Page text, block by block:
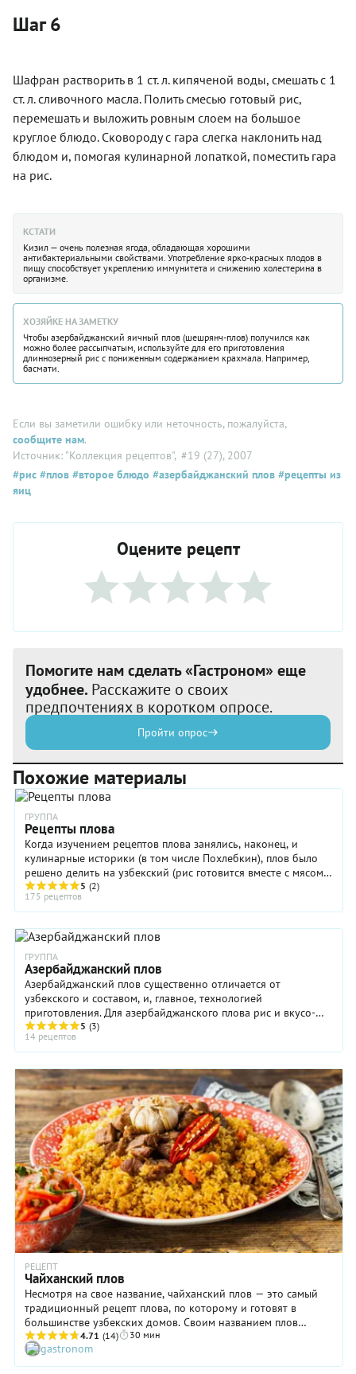
Шаг 6
Шафран растворить в 1 ст. л. кипяченой воды, смешать с 1
ст. л. сливочного масла. Полить смесью готовый рис,
перемешать и выложить ровным слоем на большое
круглое блюдо. Сковороду с гара слегка наклонить над
блюдом и, помогая кулинарной лопаткой, поместить гара
на рис.
КСТАТИ
Кизил — очень полезная ягода, обладающая хорошими
антибактериальными свойствами. Употребление ярко-красных плодов в
пищу способствует укреплению иммунитета и снижению холестерина в
организме.
ХОЗЯЙКЕ НА ЗАМЕТКУ
Чтобы азербайджанский яичный плов (шешрянч-плов) получился как
можно более рассыпчатым, используйте для его приготовления
длиннозерный рис с пониженным содержанием крахмала. Например,
басмати.
Если вы заметили ошибку или неточность, пожалуйста,
сообщите нам.
Источник: "Коллекция рецептов", #19 (27), 2007
#рис #плов #второе блюдо #азербайджанский плов #рецепты из
яиц
Оцените рецепт
Помогите нам сделать «Гастроном» еще
удобнее. Расскажите о своих
предпочтениях в коротком опросе.
Пройти опрос
Похожие материалы
ГРУППА
Рецепты плова
Когда изучением рецептов плова занялись, наконец, и
кулинарные историки (в том числе Похлебкин), плов было
решено делить на узбекский (рис готовится вместе с мясом)
и азербайджанский (по отдельности). ...
5 (2)
175 рецептов
ГРУППА
Азербайджанский плов
Азербайджанский плов существенно отличается от
узбекского и составом, и, главное, технологией
приготовления. Для азербайджанского плова рис и вкусо-
ароматическая основа готовятся по-отдельности, в ...
5 (3)
14 рецептов
РЕЦЕПТ
Чайханский плов
Несмотря на свое название, чайханский плов — это самый
традиционный рецепт плова, по которому и готовят в
большинстве узбекских домов. Своим названием плов
обязан старой ташкентской традиции, когда мужчины
собираются по четвергам в чайхане «на ош», что означает
«на плов». Ведь в старых махаллинских чайханах плов до
4.71 (14) 30 мин
gastronom